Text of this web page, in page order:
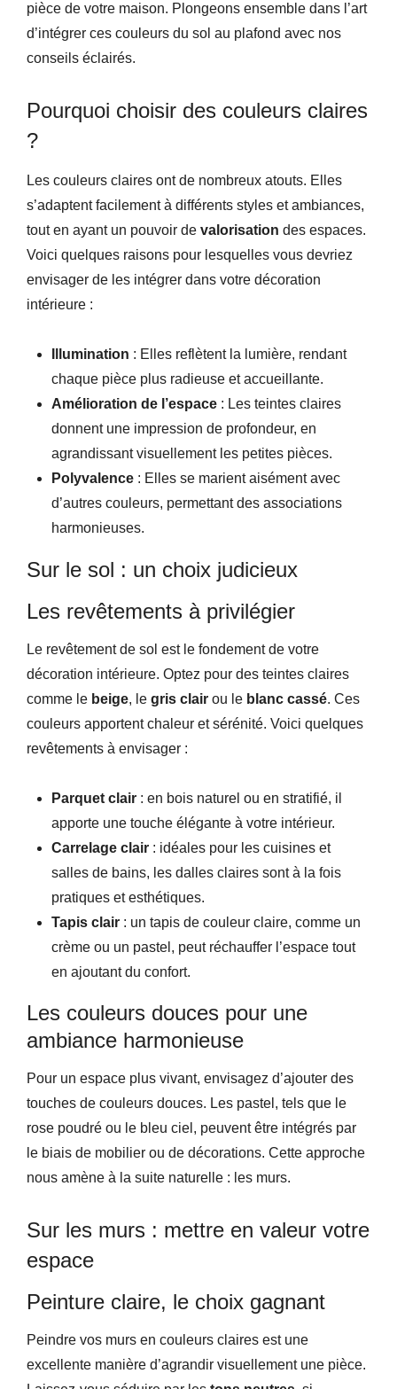
pièce de votre maison. Plongeons ensemble dans l’art
d’intégrer ces couleurs du sol au plafond avec nos
conseils éclairés.
Pourquoi choisir des couleurs claires
?
Les couleurs claires ont de nombreux atouts. Elles
s’adaptent facilement à différents styles et ambiances,
tout en ayant un pouvoir de valorisation des espaces.
Voici quelques raisons pour lesquelles vous devriez
envisager de les intégrer dans votre décoration
intérieure :
Illumination : Elles reflètent la lumière, rendant
chaque pièce plus radieuse et accueillante.
Amélioration de l’espace : Les teintes claires
donnent une impression de profondeur, en
agrandissant visuellement les petites pièces.
Polyvalence : Elles se marient aisément avec
d’autres couleurs, permettant des associations
harmonieuses.
Sur le sol : un choix judicieux
Les revêtements à privilégier
Le revêtement de sol est le fondement de votre
décoration intérieure. Optez pour des teintes claires
comme le beige, le gris clair ou le blanc cassé. Ces
couleurs apportent chaleur et sérénité. Voici quelques
revêtements à envisager :
Parquet clair : en bois naturel ou en stratifié, il
apporte une touche élégante à votre intérieur.
Carrelage clair : idéales pour les cuisines et
salles de bains, les dalles claires sont à la fois
pratiques et esthétiques.
Tapis clair : un tapis de couleur claire, comme un
crème ou un pastel, peut réchauffer l’espace tout
en ajoutant du confort.
Les couleurs douces pour une
ambiance harmonieuse
Pour un espace plus vivant, envisagez d’ajouter des
touches de couleurs douces. Les pastel, tels que le
rose poudré ou le bleu ciel, peuvent être intégrés par
le biais de mobilier ou de décorations. Cette approche
nous amène à la suite naturelle : les murs.
Sur les murs : mettre en valeur votre
espace
Peinture claire, le choix gagnant
Peindre vos murs en couleurs claires est une
excellente manière d’agrandir visuellement une pièce.